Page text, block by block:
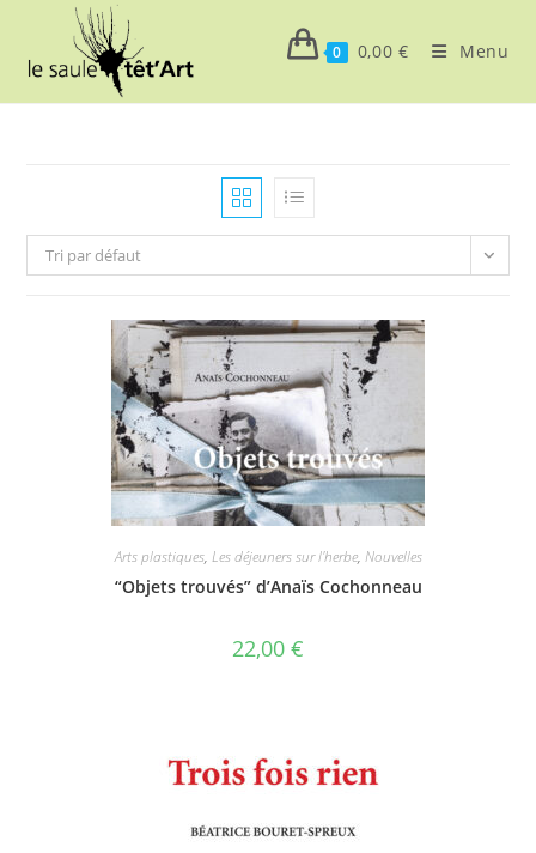
content
0 0,00 € Menu
Tri par défaut
Arts plastiques, Les déjeuners sur l'herbe, Nouvelles
“Objets trouvés” d’Anaïs Cochonneau
22,00 €